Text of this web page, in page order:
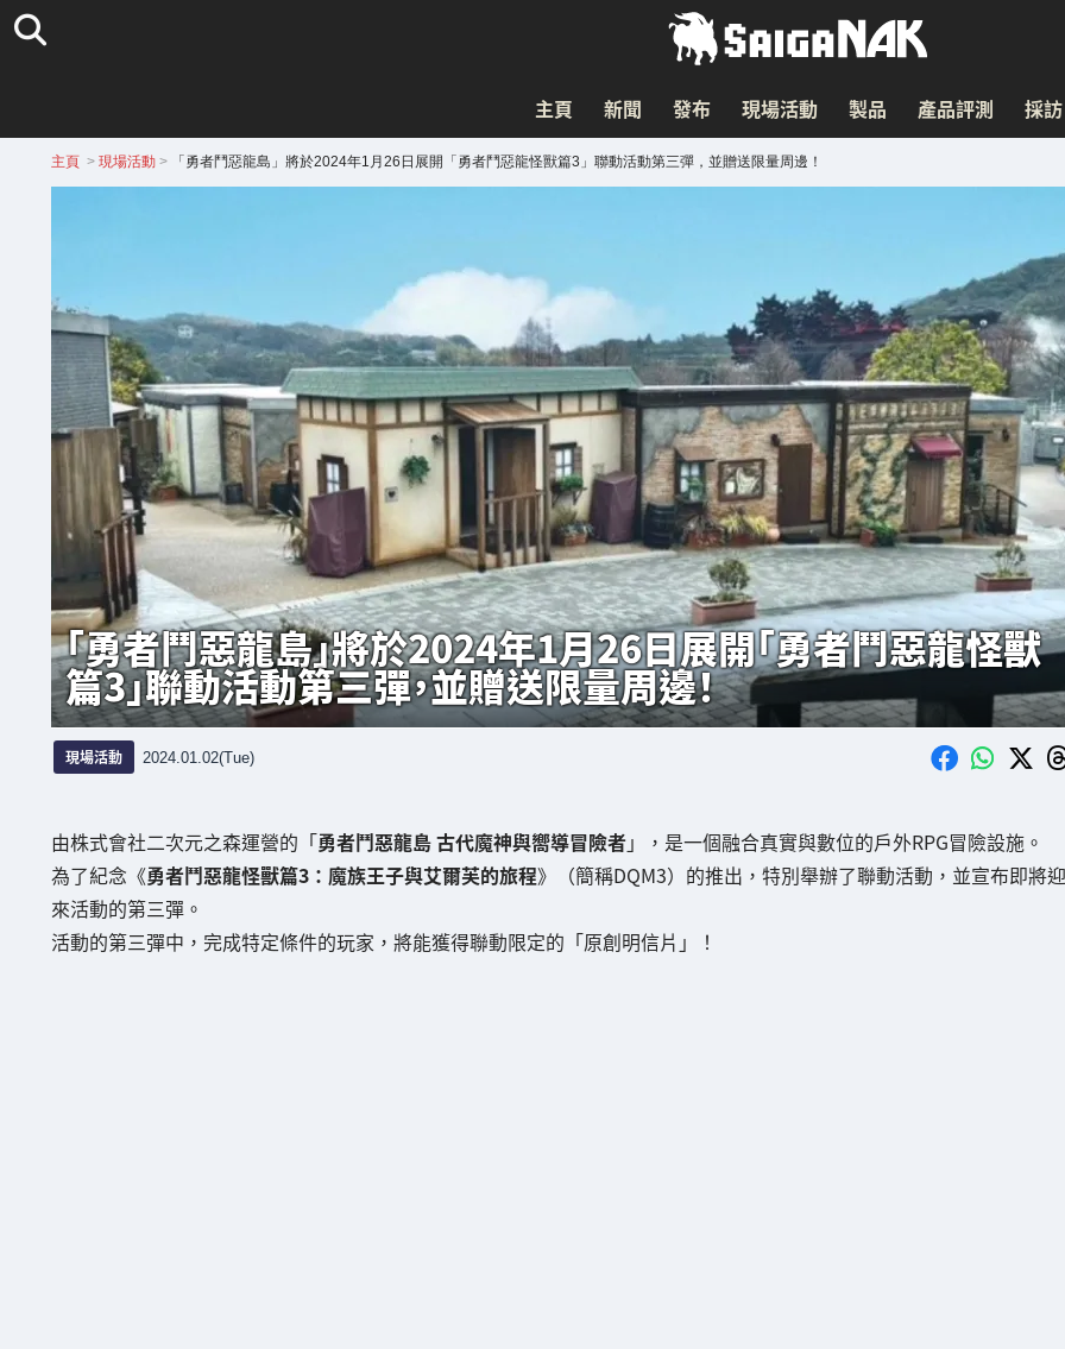
主頁 新聞 發布 現場活動 製品 產品評測 採訪
主頁 > 現場活動> 「勇者鬥惡龍島」將於2024年1月26日展開「勇者鬥惡龍怪獸篇3」聯動活動第三彈，並贈送限量周邊！
「勇者鬥惡龍島」將於2024年1月26日展開「勇者鬥惡龍怪獸
篇3」聯動活動第三彈，並贈送限量周邊！
現場活動 2024.01.02(Tue)
由株式會社二次元之森運營的「勇者鬥惡龍島 古代魔神與嚮導冒險者」，是一個融合真實與數位的戶外RPG冒險設施。
為了紀念《勇者鬥惡龍怪獸篇3：魔族王子與艾爾芙的旅程》（簡稱DQM3）的推出，特別舉辦了聯動活動，並宣布即將迎
來活動的第三彈。
活動的第三彈中，完成特定條件的玩家，將能獲得聯動限定的「原創明信片」！